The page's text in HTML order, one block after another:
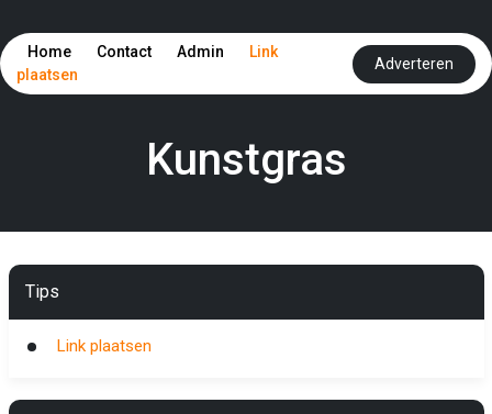
Home Contact Admin
Link
plaatsen
Adverteren
Kunstgras
Tips
Link plaatsen